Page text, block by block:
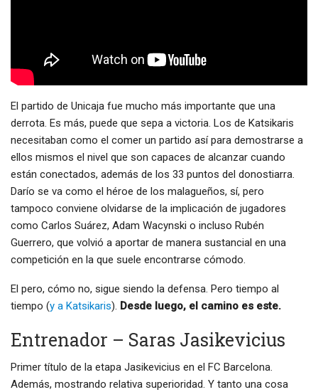
El partido de Unicaja fue mucho más importante que una
derrota. Es más, puede que sepa a victoria. Los de Katsikaris
necesitaban como el comer un partido así para demostrarse a
ellos mismos el nivel que son capaces de alcanzar cuando
están conectados, además de los 33 puntos del donostiarra.
Darío se va como el héroe de los malagueños, sí, pero
tampoco conviene olvidarse de la implicación de jugadores
como Carlos Suárez, Adam Wacynski o incluso Rubén
Guerrero, que volvió a aportar de manera sustancial en una
competición en la que suele encontrarse cómodo.
El pero, cómo no, sigue siendo la defensa. Pero tiempo al
tiempo (y a Katsikaris). Desde luego, el camino es este.
Entrenador – Saras Jasikevicius
Primer título de la etapa Jasikevicius en el FC Barcelona.
Además, mostrando relativa superioridad. Y tanto una cosa